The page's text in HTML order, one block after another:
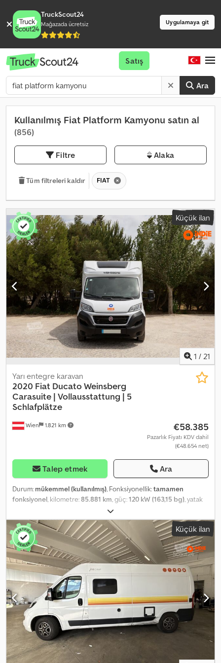
TruckScout24
Mağazada ücretsiz Uygulamaya git
Ara
Satış
Kullanılmış Fiat Platform Kamyonu satın al
(856)
Filtre Alaka
Tüm filtreleri kaldır FIAT
Küçük ilan
1 / 21
Wien 1.821 km
Yarı entegre karavan
2020 Fiat Ducato Weinsberg
Carasuite | Vollausstattung | 5
Schlafplätze
€58.385
Pazarlık Fiyatı KDV dahil
(€48.654 net)
Talep etmek Ara
Durum: mükemmel (kullanılmış), Fonksiyonellik:tamamen
fonksiyonel, kilometre:85.881 km, güç:120 kW (163,15 bg), yatak
, yakıt türü:dizel
beyaz, toplam uzunluk:6.990 mm, toplam genişlik:2.320 mm,
toplam yükseklik: 2.940 mm, dingil konfigürasyonu:2 dingil,
emisyon sınıfı:Euro 6, yakıt deposu kapasitesi:
, toplam ağırlık:
3.500 kg, boş ağırlık: 2.915 kg, direksiyon simidi pozisyonu:sol,
önceki sahip sayısı:1, Üretim yılı:2024, makine/araç numarası:
ZFA25000002N38771, Donanım:
ABS, araba tescili, aracın içi
mutfak, asansörlü yatak, banyo, duş, dört mevsim lastikler,
elektronik denge programı (ESP), hava yastığı, hidrolik
direksiyon, ikinci el araç garantisi, klima, merkezi kilitleme, orta
koltuk düzeni, park ısıtıcısı, sisal lambaları, tam servis geçmişi,
tek kişilik yatak, tek kişilik yataklar, ŞİMDİDEN MEVCUT | Plaka: DA
WO 8047 | Kilometre: 85.881 km | Konum: Viyana | Bu Weinsberg
Carasuite karavan, alan, konfor ve günlük kullanıma uygunluk
arasında mükemmel bir denge sunar. İster bir hafta sonu gezisi,
Küçük ilan